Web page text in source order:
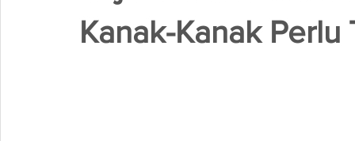
Kanak-Kanak Perlu